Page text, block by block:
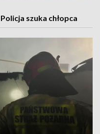
szuka chłopca